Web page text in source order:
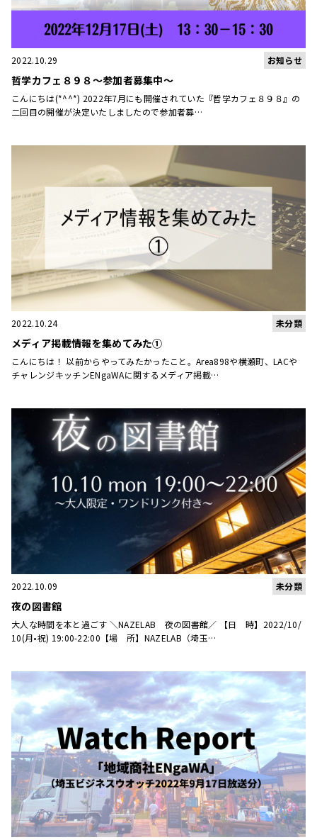
2022.10.29 お知らせ
哲学カフェ８９８～参加者募集中～
こんにちは(*^^*) 2022年7月にも開催されていた『哲学カフェ８９８』の
二回目の開催が決定いたしましたので参加者募…
2022.10.24 未分類
メディア掲載情報を集めてみた①
こんにちは！ 以前からやってみたかったこと。Area898や横瀬町、LACや
チャレンジキッチンENgaWAに関するメディア掲載…
2022.10.09 未分類
夜の図書館
大人な時間を本と過ごす ＼NAZELAB 夜の図書館／ 【日 時】2022/10/
10(月•祝) 19:00-22:00【場 所】NAZELAB（埼玉…